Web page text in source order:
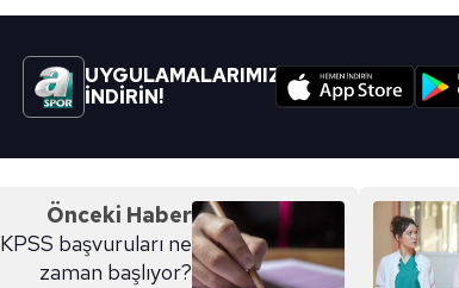
UYGULAMALARIMIZI
İNDİRİN!
Önceki Haber
KPSS başvuruları ne
zaman başlıyor?